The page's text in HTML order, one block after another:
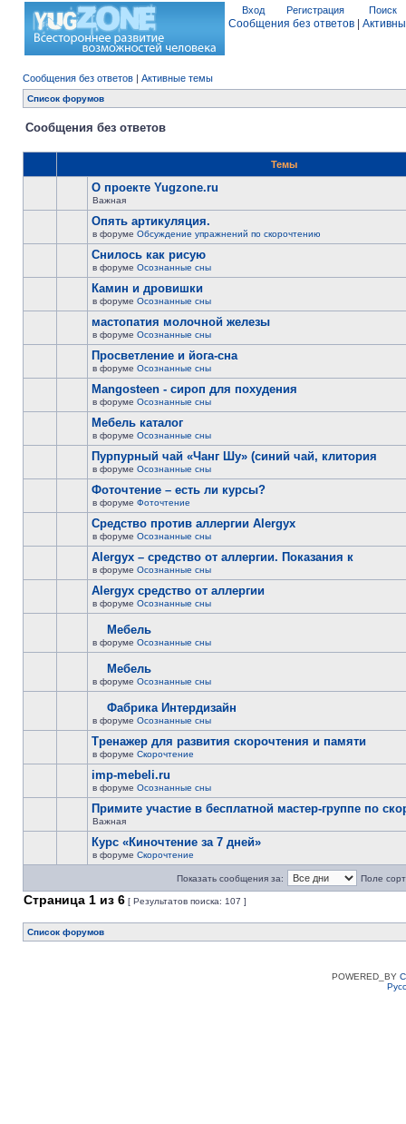
Вход Регистрация Поиск
Сообщения без ответов
Сообщения без ответов | Активные темы
Список форумов
Сообщения без ответов
Темы
О проекте Yugzone.ru
Важная
Опять артикуляция.
в форуме Обсуждение упражнений по скорочтению
Снилось как рисую
в форуме Осознанные сны
Камин и дровишки
в форуме Осознанные сны
мастопатия молочной железы
в форуме Осознанные сны
Просветление и йога-сна
в форуме Осознанные сны
Mangosteen - сироп для похудения
в форуме Осознанные сны
Мебель каталог
в форуме Осознанные сны
Пурпурный чай «Чанг Шу» (синий чай, клитория
в форуме Осознанные сны
Фоточтение – есть ли курсы?
в форуме Фоточтение
Cредство против аллергии Alergyx
в форуме Осознанные сны
Alergyx – средство от аллергии. Показания к
в форуме Осознанные сны
Alergyx средство от аллергии
в форуме Осознанные сны
Мебель
в форуме Осознанные сны
Мебель
в форуме Осознанные сны
Фабрика Интердизайн
в форуме Осознанные сны
Тренажер для развития скорочтения и памяти
в форуме Скорочтение
imp-mebeli.ru
в форуме Осознанные сны
Примите участие в бесплатной мастер-группе по
Важная
Курс «Киночтение за 7 дней»
в форуме Скорочтение
Показать сообщения за: Поле
Страница 1 из 6 [ Результатов поиска: 107 ]
Список форумов
POWERED_BY